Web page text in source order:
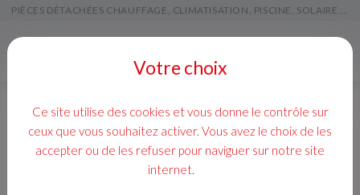
PIÈCES DÉTACHÉES CHAUFFAGE, CLIMATISATION, PISCINE, SOLAIRE ...
Accueil Actualités
Votre choix
Ce site utilise des cookies et vous donne le contrôle sur
ceux que vous souhaitez activer. Vous avez le choix de les
accepter ou de les refuser pour naviguer sur notre site
internet.